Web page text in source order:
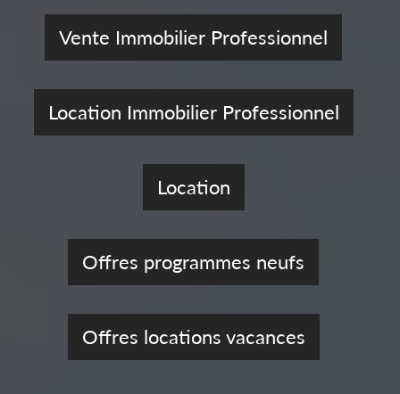
Vente Immobilier Professionnel
Location Immobilier Professionnel
Location
Offres programmes neufs
Offres locations vacances